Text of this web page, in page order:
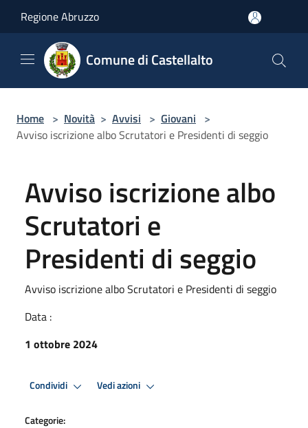
Regione Abruzzo
Comune di Castellalto
Home > Novità > Avvisi > Giovani >
Avviso iscrizione albo Scrutatori e Presidenti di seggio
Avviso iscrizione albo
Scrutatori e
Presidenti di seggio
Avviso iscrizione albo Scrutatori e Presidenti di seggio
Data :
1 ottobre 2024
Condividi Vedi azioni
Categorie: